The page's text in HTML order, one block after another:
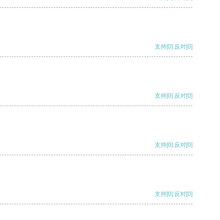
支持[0] 反对[0]
支持[0] 反对[0]
支持[0] 反对[0]
支持[0] 反对[0]